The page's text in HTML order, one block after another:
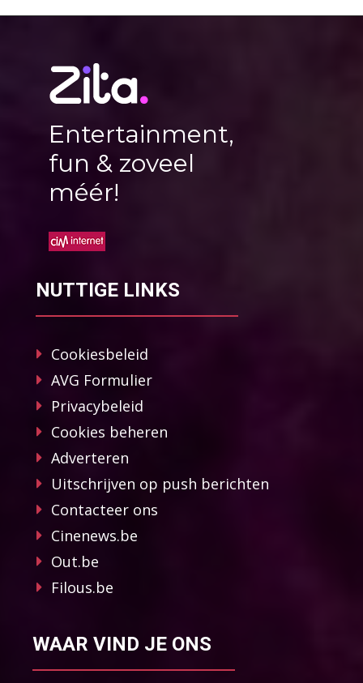
Entertainment,
fun & zoveel
méér!
NUTTIGE LINKS
Cookiesbeleid
AVG Formulier
Privacybeleid
Cookies beheren
Adverteren
Uitschrijven op push berichten
Contacteer ons
Cinenews.be
Out.be
Filous.be
WAAR VIND JE ONS